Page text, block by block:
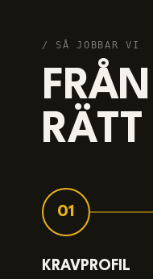
/ SÅ JOBBAR VI
RÄTT
01
KRAVPROFIL